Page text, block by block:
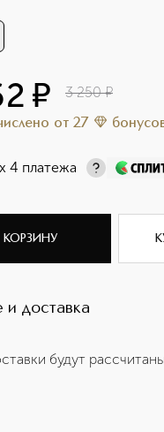
¤ 3 250 ¤
от 27
х 4 платежа
КОРЗИНУ
и доставка
будут